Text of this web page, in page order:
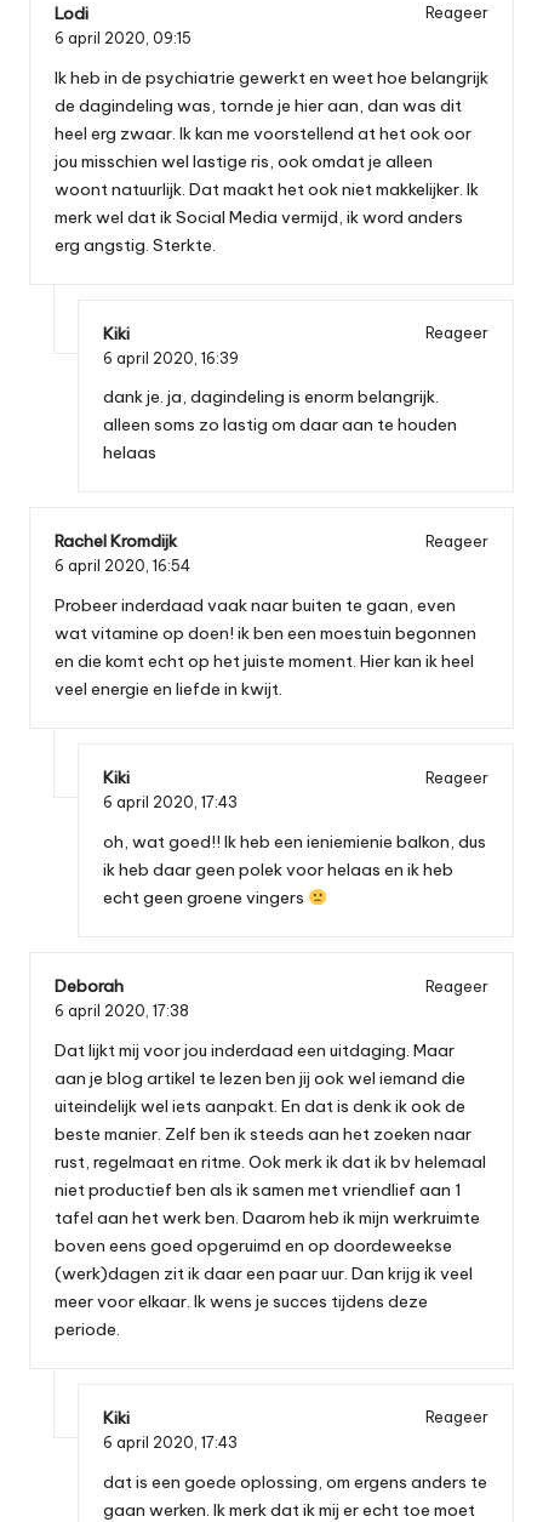
Lodi
Reageer
6 april 2020, 09:15
Ik heb in de psychiatrie gewerkt en weet hoe belangrijk
de dagindeling was, tornde je hier aan, dan was dit
heel erg zwaar. Ik kan me voorstellend at het ook oor
jou misschien wel lastige ris, ook omdat je alleen
woont natuurlijk. Dat maakt het ook niet makkelijker. Ik
merk wel dat ik Social Media vermijd, ik word anders
erg angstig. Sterkte.
Kiki
Reageer
6 april 2020, 16:39
dank je. ja, dagindeling is enorm belangrijk.
alleen soms zo lastig om daar aan te houden
helaas
Rachel Kromdijk
Reageer
6 april 2020, 16:54
Probeer inderdaad vaak naar buiten te gaan, even
wat vitamine op doen! ik ben een moestuin begonnen
en die komt echt op het juiste moment. Hier kan ik heel
veel energie en liefde in kwijt.
Kiki
Reageer
6 april 2020, 17:43
oh, wat goed!! Ik heb een ieniemienie balkon, dus
ik heb daar geen polek voor helaas en ik heb
echt geen groene vingers
Deborah
Reageer
6 april 2020, 17:38
Dat lijkt mij voor jou inderdaad een uitdaging. Maar
aan je blog artikel te lezen ben jij ook wel iemand die
uiteindelijk wel iets aanpakt. En dat is denk ik ook de
beste manier. Zelf ben ik steeds aan het zoeken naar
rust, regelmaat en ritme. Ook merk ik dat ik bv helemaal
niet productief ben als ik samen met vriendlief aan 1
tafel aan het werk ben. Daarom heb ik mijn werkruimte
boven eens goed opgeruimd en op doordeweekse
(werk)dagen zit ik daar een paar uur. Dan krijg ik veel
meer voor elkaar. Ik wens je succes tijdens deze
periode.
Kiki
Reageer
6 april 2020, 17:43
dat is een goede oplossing, om ergens anders te
gaan werken. Ik merk dat ik mij er echt toe moet